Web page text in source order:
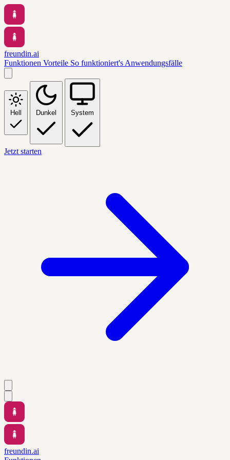
freundin.ai
Funktionen Vorteile So funktioniert's Anwendungsfälle
Hell Dunkel System
Jetzt starten
freundin.ai